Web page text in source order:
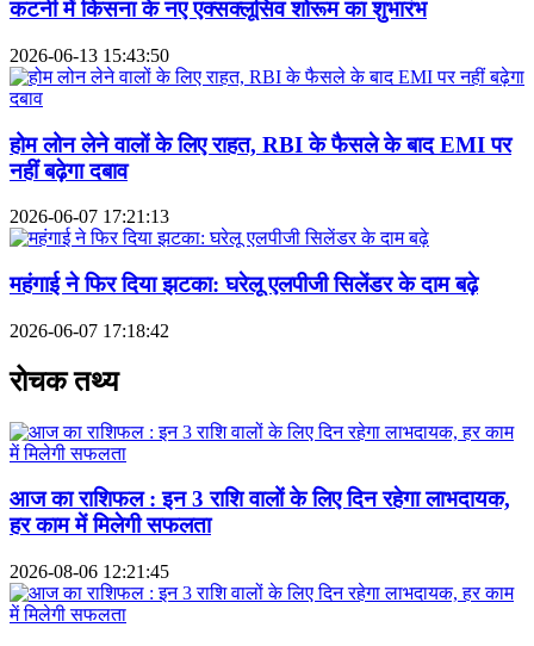
कटनी में किसना के नए एक्सक्लूसिव शोरूम का शुभारंभ
2026-06-13 15:43:50
होम लोन लेने वालों के लिए राहत, RBI के फैसले के बाद EMI पर
नहीं बढ़ेगा दबाव
2026-06-07 17:21:13
महंगाई ने फिर दिया झटका: घरेलू एलपीजी सिलेंडर के दाम बढ़े
2026-06-07 17:18:42
रोचक तथ्य
आज का राशिफल : इन 3 राशि वालों के लिए दिन रहेगा लाभदायक,
हर काम में मिलेगी सफलता
2026-08-06 12:21:45